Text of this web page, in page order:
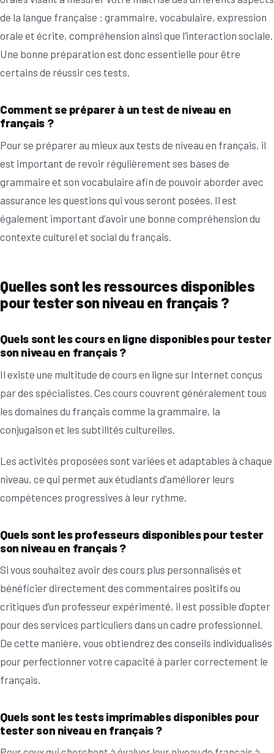
de la langue française : grammaire, vocabulaire, expression
orale et écrite, compréhension ainsi que l’interaction sociale.
Une bonne préparation est donc essentielle pour être
certains de réussir ces tests.
Comment se préparer à un test de niveau en
français ?
Pour se préparer au mieux aux tests de niveau en français, il
est important de revoir régulièrement ses bases de
grammaire et son vocabulaire afin de pouvoir aborder avec
assurance les questions qui vous seront posées. Il est
également important d’avoir une bonne compréhension du
contexte culturel et social du français.
Quelles sont les ressources disponibles
pour tester son niveau en français ?
Quels sont les cours en ligne disponibles pour tester
son niveau en français ?
Il existe une multitude de cours en ligne sur Internet conçus
par des spécialistes. Ces cours couvrent généralement tous
les domaines du français comme la grammaire, la
conjugaison et les subtilités culturelles.
Les activités proposées sont variées et adaptables à chaque
niveau, ce qui permet aux étudiants d’améliorer leurs
compétences progressives à leur rythme.
Quels sont les professeurs disponibles pour tester
son niveau en français ?
Si vous souhaitez avoir des cours plus personnalisés et
bénéficier directement des commentaires positifs ou
critiques d’un professeur expérimenté, il est possible d’opter
pour des services particuliers dans un cadre professionnel.
De cette manière, vous obtiendrez des conseils individualisés
pour perfectionner votre capacité à parler correctement le
français.
Quels sont les tests imprimables disponibles pour
tester son niveau en français ?